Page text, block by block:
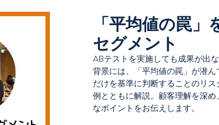
「平均値の罠
セグメント
ABテストを実施しても成果が出
背景には、「平均値の罠」が潜
だけを基準に判断することのリ
例とともに解説。顧客理解を深
なポイントをお伝えします。